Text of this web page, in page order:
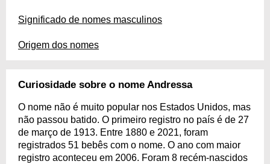
Significado de nomes masculinos
Origem dos nomes
Curiosidade sobre o nome Andressa
O nome não é muito popular nos Estados Unidos, mas
não passou batido. O primeiro registro no país é de 27
de março de 1913. Entre 1880 e 2021, foram
registrados 51 bebês com o nome. O ano com maior
registro aconteceu em 2006. Foram 8 recém-nascidos